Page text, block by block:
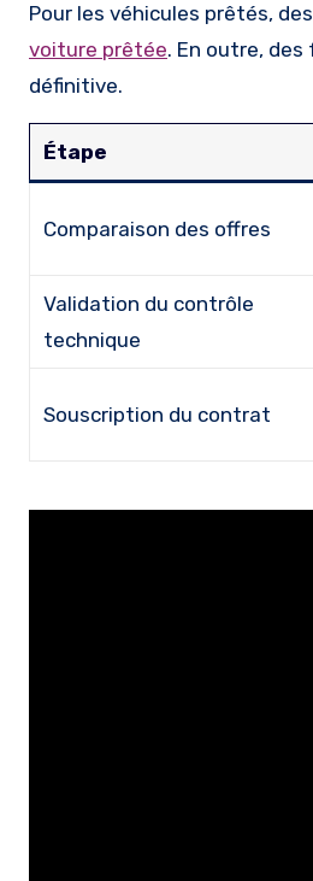
Pour les véhicules prêtés,
voiture prêtée. En outre,
définitive.
Étape
Comparaison des offres
Validation du contrôle
technique
Souscription du contrat